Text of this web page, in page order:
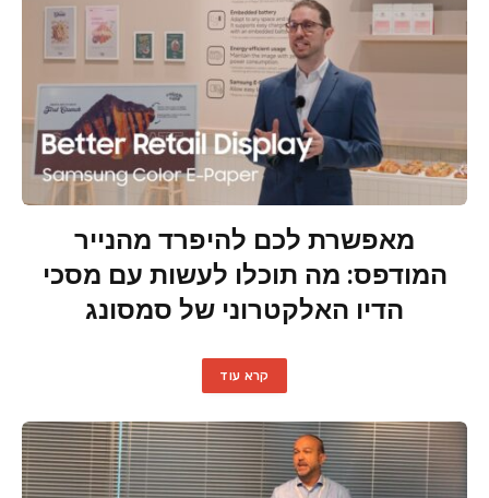
מאפשרת לכם להיפרד מהנייר
המודפס: מה תוכלו לעשות עם מסכי
הדיו האלקטרוני של סמסונג
קרא עוד